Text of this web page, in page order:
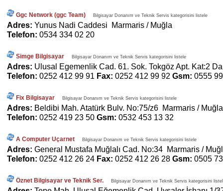
Ggc Network (ggc Team) Bilgisayar Donanım ve Teknik Servis kategorisini listele
Adres: Yunus Nadi Caddesi Marmaris / Muğla
Telefon: 0534 334 02 20
Simge Bilgisayar Bilgisayar Donanım ve Teknik Servis kategorisini listele
Adres: Ulusal Egemenlik Cad. 61. Sok. Tokgöz Apt. Kat:2
Telefon: 0252 412 99 91 Fax: 0252 412 99 92 Gsm: 0555
Fix Bilgisayar Bilgisayar Donanım ve Teknik Servis kategorisini listele
Adres: Beldibi Mah. Atatürk Bulv. No:75/z6 Marmaris / Muğla
Telefon: 0252 419 23 50 Gsm: 0532 453 13 32
A Computer Uçarnet Bilgisayar Donanım ve Teknik Servis kategorisini listele
Adres: General Mustafa Muğlalı Cad. No:34 Marmaris /
Telefon: 0252 412 26 24 Fax: 0252 412 26 28 Gsm: 0505
Öznet Bilgisayar ve Teknik Ser. Bilgisayar Donanım ve Teknik Servis kategorisini